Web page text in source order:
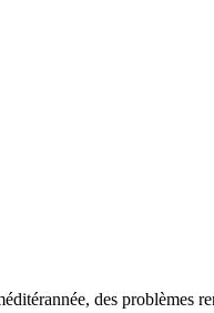
des problèmes